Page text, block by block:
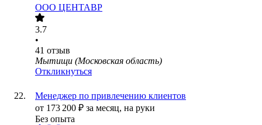
ООО ЦЕНТАВР
3.7
•
41 отзыв
Мытищи (Московская область)
Откликнуться
Менеджер по привлечению клиентов
от 173 200 ₽ за месяц, на руки
Без опыта